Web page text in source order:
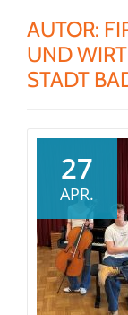
AUTOR:
UND
STADT
27
APR.